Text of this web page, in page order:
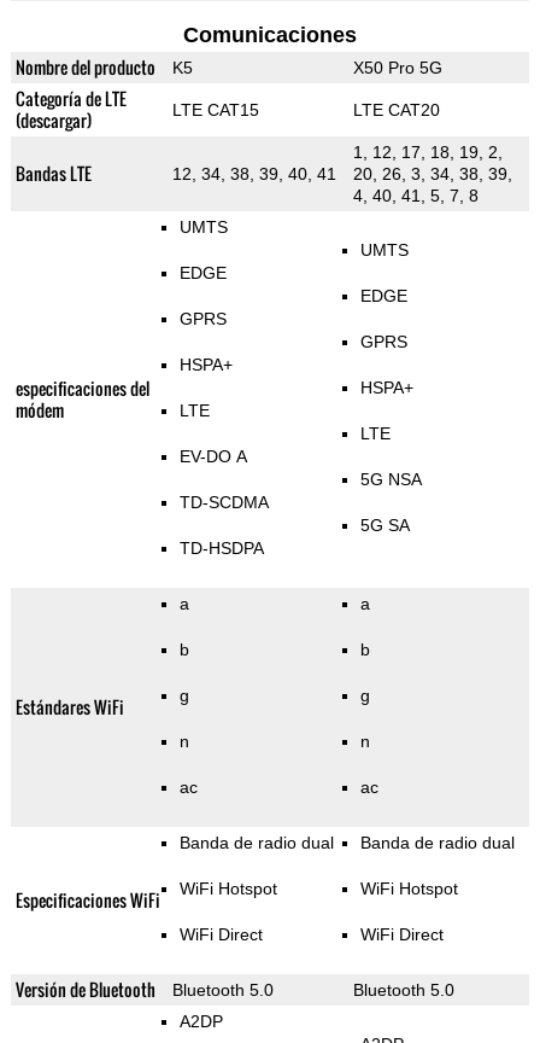
Comunicaciones
Nombre del producto K5 X50 Pro 5G
Categoría de LTE
(descargar)
LTE CAT15 LTE CAT20
Bandas LTE 12, 34, 38, 39, 40, 41
1, 12, 17, 18, 19, 2,
20, 26, 3, 34, 38, 39,
4, 40, 41, 5, 7, 8
especificaciones del
módem
UMTS
EDGE
GPRS
HSPA+
LTE
EV-DO A
TD-SCDMA
TD-HSDPA
UMTS
EDGE
GPRS
HSPA+
LTE
5G NSA
5G SA
Estándares WiFi
a
b
g
n
ac
a
b
g
n
ac
Especificaciones WiFi
Banda de radio dual
WiFi Hotspot
WiFi Direct
Banda de radio dual
WiFi Hotspot
WiFi Direct
Versión de Bluetooth Bluetooth 5.0
Bluetooth 5.0
A2DP